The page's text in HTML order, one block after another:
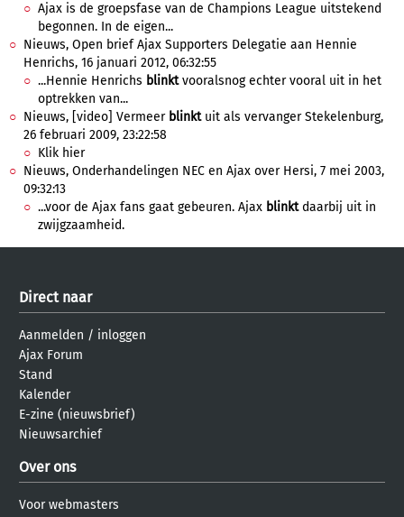
Ajax is de groepsfase van de Champions League uitstekend
begonnen. In de eigen...
Nieuws, Open brief Ajax Supporters Delegatie aan Hennie
Henrichs, 16 januari 2012, 06:32:55
...Hennie Henrichs blinktvooralsnog echter vooral uit in het
optrekken van...
Nieuws, [video] Vermeer blinktuit als vervanger Stekelenburg,
26 februari 2009, 23:22:58
Klik hier
Nieuws, Onderhandelingen NEC en Ajax over Hersi, 7 mei 2003,
09:32:13
...voor de Ajax fans gaat gebeuren. Ajax blinktdaarbij uit in
zwijgzaamheid.
Direct naar
Aanmelden / inloggen
Ajax Forum
Stand
Kalender
E-zine (nieuwsbrief)
Nieuwsarchief
Over ons
Voor webmasters